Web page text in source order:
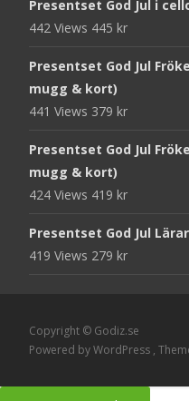
Presentset God Jul i
442 Views 445 kr
Presentset God Jul
mugg & kort)
441 Views 379 kr
Presentset God Jul
mugg & kort)
424 Views 419 kr
Presentset God Jul
419 Views 279 kr
Copyright © Godiz.se
Powered by WordPress ,